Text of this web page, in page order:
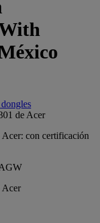
de Acer
con certificación
Acer